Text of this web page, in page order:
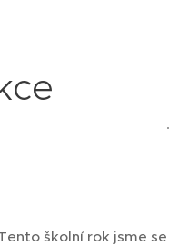
školní rok jsme